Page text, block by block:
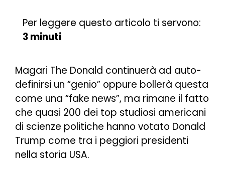
Per leggere questo articolo ti servono:
3 minuti
Magari The Donald continuerà ad auto-
definirsi un “genio” oppure bollerà questa
come una “fake news”, ma rimane il fatto
che quasi 200 dei top studiosi americani
di scienze politiche hanno votato Donald
Trump come tra i peggiori presidenti
nella storia USA.